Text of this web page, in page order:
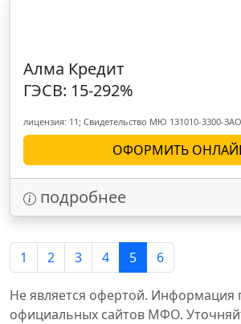
Алма Кредит
ГЭСВ: 15-292%
лицензия: 11; Свидетельство МЮ 131010-3300-
ОФОРМИТЬ
подробнее
1 2 3 4 5 6
Не является офертой. Информация
официальных сайтов МФО.